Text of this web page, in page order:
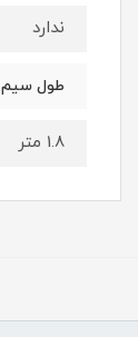
ندارد
طول سیم
1.8 متر